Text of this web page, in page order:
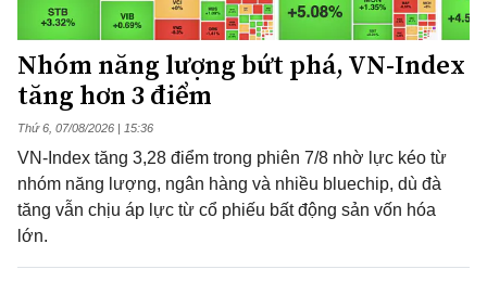
Nhóm năng lượng bứt phá, VN-Index
tăng hơn 3 điểm
Thứ 6, 07/08/2026 | 15:36
VN-Index tăng 3,28 điểm trong phiên 7/8 nhờ lực kéo từ
nhóm năng lượng, ngân hàng và nhiều bluechip, dù đà
tăng vẫn chịu áp lực từ cổ phiếu bất động sản vốn hóa
lớn.